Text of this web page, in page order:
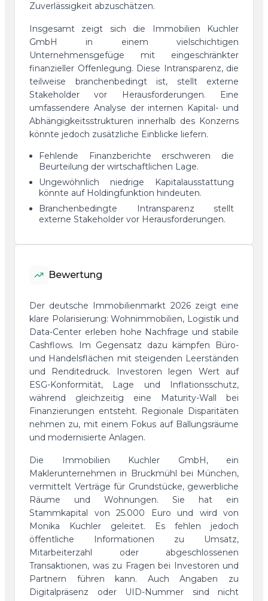
Zuverlässigkeit abzuschätzen.
Insgesamt zeigt sich die Immobilien Kuchler
GmbH in einem vielschichtigen
Unternehmensgefüge mit eingeschränkter
finanzieller Offenlegung. Diese Intransparenz, die
teilweise branchenbedingt ist, stellt externe
Stakeholder vor Herausforderungen. Eine
umfassendere Analyse der internen Kapital- und
Abhängigkeitsstrukturen innerhalb des Konzerns
könnte jedoch zusätzliche Einblicke liefern.
Fehlende Finanzberichte erschweren die
Beurteilung der wirtschaftlichen Lage.
Ungewöhnlich niedrige Kapitalausstattung
könnte auf Holdingfunktion hindeuten.
Branchenbedingte Intransparenz stellt
externe Stakeholder vor Herausforderungen.
Bewertung
Der deutsche Immobilienmarkt 2026 zeigt eine
klare Polarisierung: Wohnimmobilien, Logistik und
Data-Center erleben hohe Nachfrage und stabile
Cashflows. Im Gegensatz dazu kämpfen Büro-
und Handelsflächen mit steigenden Leerständen
und Renditedruck. Investoren legen Wert auf
ESG-Konformität, Lage und Inflationsschutz,
während gleichzeitig eine Maturity-Wall bei
Finanzierungen entsteht. Regionale Disparitäten
nehmen zu, mit einem Fokus auf Ballungsräume
und modernisierte Anlagen.
Die Immobilien Kuchler GmbH, ein
Maklerunternehmen in Bruckmühl bei München,
vermittelt Verträge für Grundstücke, gewerbliche
Räume und Wohnungen. Sie hat ein
Stammkapital von 25.000 Euro und wird von
Monika Kuchler geleitet. Es fehlen jedoch
öffentliche Informationen zu Umsatz,
Mitarbeiterzahl oder abgeschlossenen
Transaktionen, was zu Fragen bei Investoren und
Partnern führen kann. Auch Angaben zu
Digitalpräsenz oder UID-Nummer sind nicht